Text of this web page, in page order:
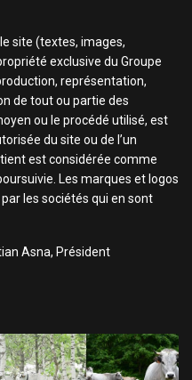
site (textes, images,
exclusive du Groupe
représentation,
de tout ou partie des
ou le procédé utilisé, est
du site ou de l’un
est considérée comme
Les marques et logos
les sociétés qui en sont
Asna, Président